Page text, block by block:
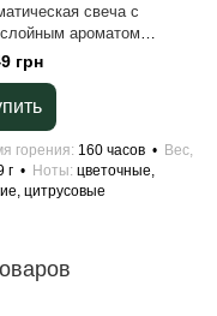
свеча с
ароматом
Large Trilogy Calming
609 г
грн
горения 160 часов
Вес,
г Ноты цветочные,
цитрусовые